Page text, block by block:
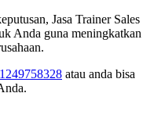
Jasa Trainer Sales
Anda guna meningkatkan
atau anda bisa